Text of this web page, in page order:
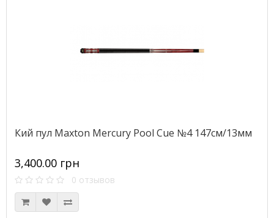
Кий пул Maxton Mercury Pool Cue №4 147см/13мм
3,400.00 грн
0 отзывов